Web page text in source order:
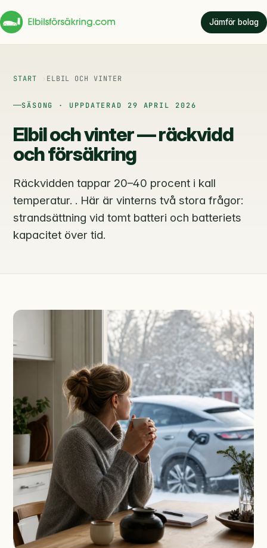
Jämför bolag
START ELBIL OCH VINTER
SÄSONG · UPPDATERAD 29 APRIL 2026
Elbil och vinter — räckvidd
och försäkring
Räckvidden tappar 20–40 procent i kall
temperatur. . Här är vinterns två stora frågor:
strandsättning vid tomt batteri och batteriets
kapacitet över tid.